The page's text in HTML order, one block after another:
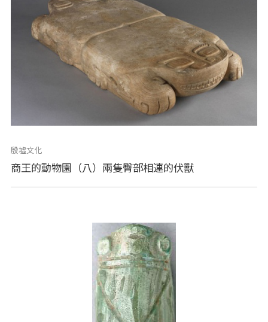
殷墟文化
商王的動物園（八）兩隻臀部相連的伏獸